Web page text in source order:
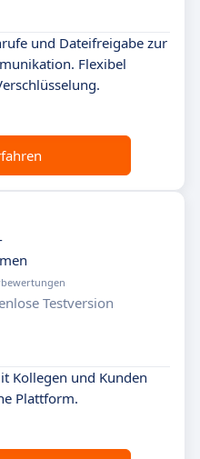
und Dateifreigabe zur
Flexibel
Testversion
Kollegen und Kunden
Plattform.